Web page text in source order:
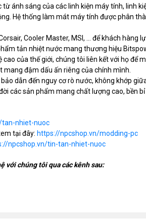
ánh sáng của các linh kiện máy tính, linh
Hệ thống làm mát máy tính được phân
Cooler Master, MSI, … để khách hàng
tản nhiệt nước mang thương hiệu
của thế giới, chúng tôi liên kết với họ để
đậm dấu ấn riêng của chính mình.
dẫn đến nguy cơ rò nước, không khớp
các sản phẩm mang chất lượng cao, bền
tan-nhiet-nuoc
tại đây: https://npcshop.vn/modding-pc
npcshop.vn/tin-tan-nhiet-nuoc
với chúng tôi qua các kênh sau: